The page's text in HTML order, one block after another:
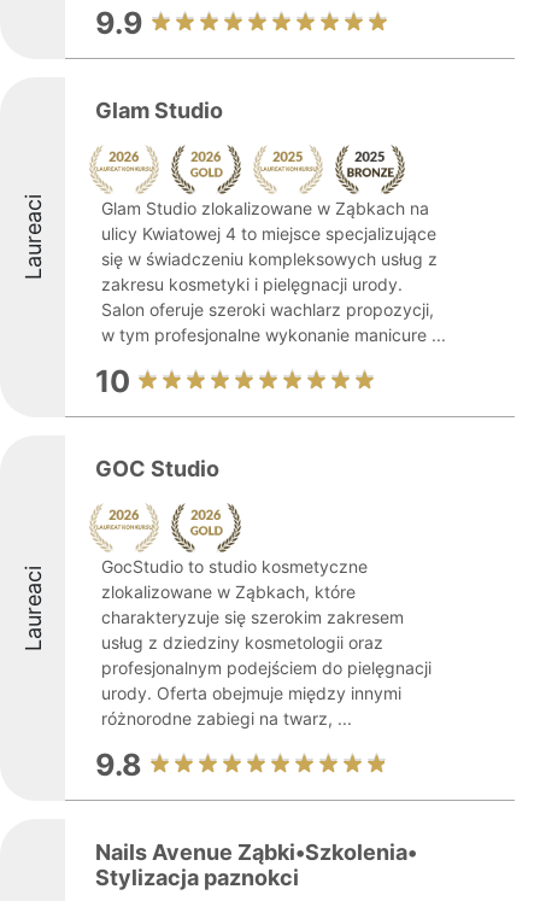
9.9
Laureaci
Glam Studio
Glam Studio zlokalizowane w Ząbkach na
ulicy Kwiatowej 4 to miejsce specjalizujące
się w świadczeniu kompleksowych usług z
zakresu kosmetyki i pielęgnacji urody.
Salon oferuje szeroki wachlarz propozycji,
w tym profesjonalne wykonanie manicure ...
10
Laureaci
GOC Studio
GocStudio to studio kosmetyczne
zlokalizowane w Ząbkach, które
charakteryzuje się szerokim zakresem
usług z dziedziny kosmetologii oraz
profesjonalnym podejściem do pielęgnacji
urody. Oferta obejmuje między innymi
różnorodne zabiegi na twarz, ...
9.8
Nails Avenue Ząbki•Szkolenia•
Stylizacja paznokci